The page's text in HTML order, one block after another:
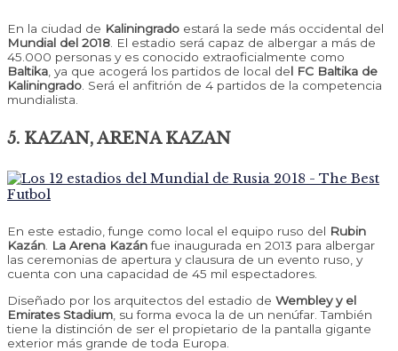
En la ciudad de Kaliningrado estará la sede más occidental del
Mundial del 2018. El estadio será capaz de albergar a más de
45.000 personas y es conocido extraoficialmente como
Baltika, ya que acogerá los partidos de local del FC Baltika de
Kaliningrado. Será el anfitrión de 4 partidos de la competencia
mundialista.
5. KAZAN, ARENA KAZAN
En este estadio, funge como local el equipo ruso del Rubin
Kazán. La Arena Kazánfue inaugurada en 2013 para albergar
las ceremonias de apertura y clausura de un evento ruso, y
cuenta con una capacidad de 45 mil espectadores.
Diseñado por los arquitectos del estadio de Wembley y el
Emirates Stadium , su forma evoca la de un nenúfar. También
tiene la distinción de ser el propietario de la pantalla gigante
exterior más grande de toda Europa.